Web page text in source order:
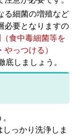
る細菌の増殖など
必要となりますの
食中毒細菌等を
っつける）
底しましょう。
っかり洗浄しま